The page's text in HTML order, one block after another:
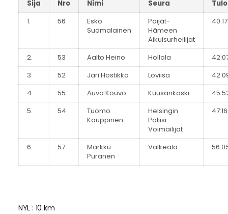
Sija Nro Nimi Seura
1.
56
Esko
Suomalainen
Päijät-
Hämeen
Aikuisurheilijat
40:17
2. 53 Aalto Heino Hollola
3.
52 Jari Hostikka Loviisa
4.
55 Auvo Kouvo Kuusankoski
5.
54
Tuomo
Kauppinen
Helsingin
Poliisi-
Voimailijat
47:16
6. 57
Markku
Puranen
Valkeala
NYL : 10 km